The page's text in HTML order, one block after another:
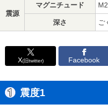
震源
マグニチュード
深さ ご
X(旧twitter) Facebook
震度1